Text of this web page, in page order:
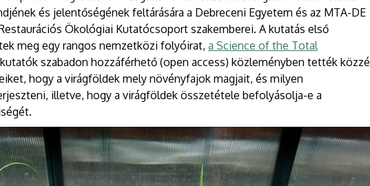
és jelentőségének feltárására a Debreceni Egyetem és az MTA-DE
Ökológiai Kutatócsoport szakemberei. A kutatás első
meg egy rangos nemzetközi folyóirat, a Science of the Total
szabadon hozzáférhető (open access) közleményben tették közzé
hogy a virágföldek mely növényfajok magjait, és milyen
illetve, hogy a virágföldek összetétele befolyásolja-e a